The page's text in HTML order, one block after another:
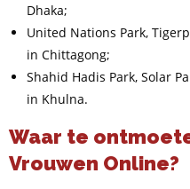
Dhaka;
United Nations Park,
in Chittagong;
Shahid Hadis Park, Solar
in Khulna.
Waar te
Vrouwen Online?